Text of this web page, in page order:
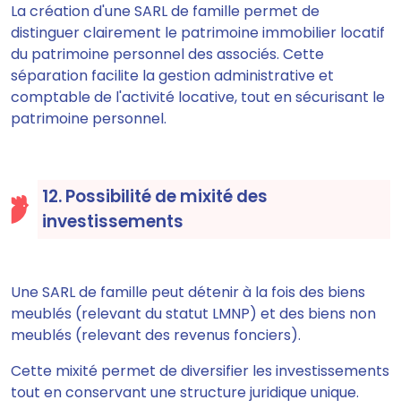
La création d'une SARL de famille permet de
distinguer clairement le patrimoine immobilier locatif
du patrimoine personnel des associés. Cette
séparation facilite la gestion administrative et
comptable de l'activité locative, tout en sécurisant le
patrimoine personnel.
12. Possibilité de mixité des
investissements
Une SARL de famille peut détenir à la fois des biens
meublés (relevant du statut LMNP) et des biens non
meublés (relevant des revenus fonciers).
Cette mixité permet de diversifier les investissements
tout en conservant une structure juridique unique.